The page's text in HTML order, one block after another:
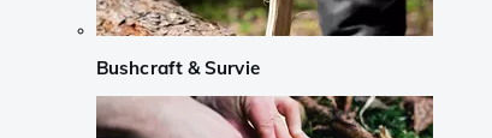
Bushcraft & Survie